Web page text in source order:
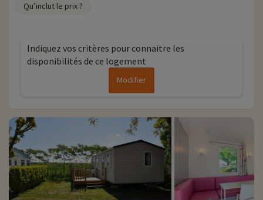
Qu’inclut le prix ?
Indiquez vos critères pour connaitre les
disponibilités de ce logement
Modifier